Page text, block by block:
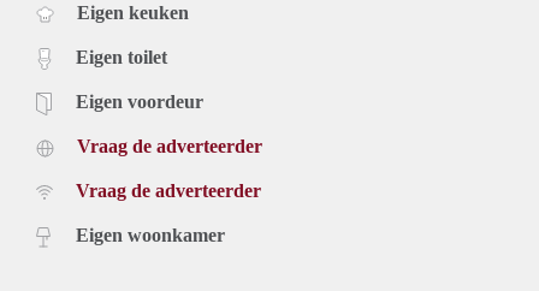
Eigen keuken
Eigen toilet
Eigen voordeur
Vraag de adverteerder
Vraag de adverteerder
Eigen woonkamer